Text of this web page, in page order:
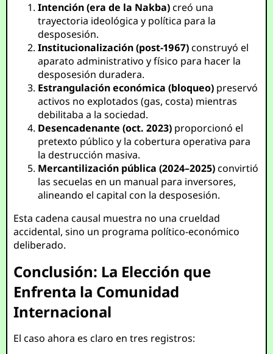
Intención (era de la Nakba)creó una
trayectoria ideológica y política para la
desposesión.
Institucionalización (post-1967)construyó el
aparato administrativo y físico para hacer la
desposesión duradera.
Estrangulación económica (bloqueo) preservó
activos no explotados (gas, costa) mientras
debilitaba a la sociedad.
Desencadenante (oct. 2023) proporcionó el
pretexto público y la cobertura operativa para
la destrucción masiva.
Mercantilización pública (2024–2025)convirtió
las secuelas en un manual para inversores,
alineando el capital con la desposesión.
Esta cadena causal muestra no una crueldad
accidental, sino un programa político-económico
deliberado.
Conclusión: La Elección que
Enfrenta la Comunidad
Internacional
El caso ahora es claro en tres registros: